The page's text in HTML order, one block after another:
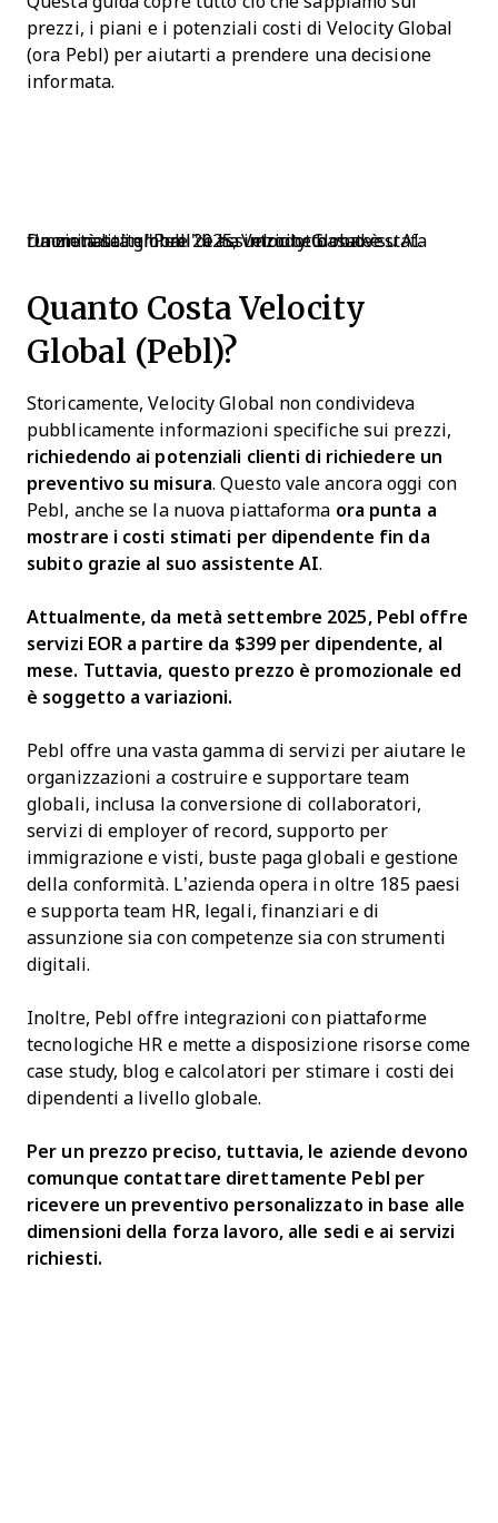
prezzi, i piani e i potenziali costi di Velocity Global
(ora Pebl) per aiutarti a prendere una decisione
informata.
Da metà settembre 2025, Velocity Global è stata rinominata in "Pebl" e ha introdotto nuove funzionalità globali di assunzione basate su AI.
Quanto Costa Velocity
Global (Pebl)?
Storicamente, Velocity Global non condivideva
pubblicamente informazioni specifiche sui prezzi,
richiedendo ai potenziali clienti di richiedere un
preventivo su misura. Questo vale ancora oggi con
Pebl, anche se la nuova piattaforma ora punta a
mostrare i costi stimati per dipendente fin da
subito grazie al suo assistente AI.
Attualmente, da metà settembre 2025, Pebl offre
servizi EOR a partire da $399 per dipendente, al
mese. Tuttavia, questo prezzo è promozionale ed
è soggetto a variazioni.
Pebl offre una vasta gamma di servizi per aiutare le
organizzazioni a costruire e supportare team
globali, inclusa la conversione di collaboratori,
servizi di employer of record, supporto per
immigrazione e visti, buste paga globali e gestione
della conformità. L’azienda opera in oltre 185 paesi
e supporta team HR, legali, finanziari e di
assunzione sia con competenze sia con strumenti
digitali.
Inoltre, Pebl offre integrazioni con piattaforme
tecnologiche HR e mette a disposizione risorse come
case study, blog e calcolatori per stimare i costi dei
dipendenti a livello globale.
Per un prezzo preciso, tuttavia, le aziende devono
comunque contattare direttamente Pebl per
ricevere un preventivo personalizzato in base alle
dimensioni della forza lavoro, alle sedi e ai servizi
richiesti.